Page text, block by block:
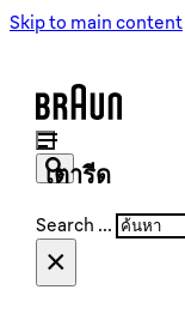
Skip to main content
Search ...
×
เตารีด